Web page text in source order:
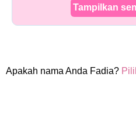
Tampilkan
Apakah nama Anda Fadia?